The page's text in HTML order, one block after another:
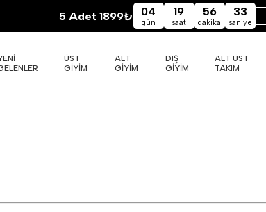
5 Adet 1899₺ 04
gün
19
saat
56
dakika
32
saniye
ÜST
GİYİM
ALT
GİYİM
DIŞ
GİYİM
ALT ÜST
TAKIM